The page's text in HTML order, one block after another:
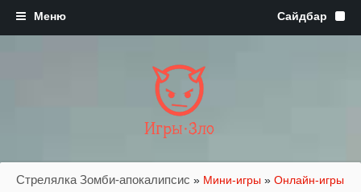
Игры·Зло
Стрелялка Зомби-апокалипсис » Мини-игры » Онлайн-игры